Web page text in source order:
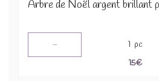
- 1 pc
15€